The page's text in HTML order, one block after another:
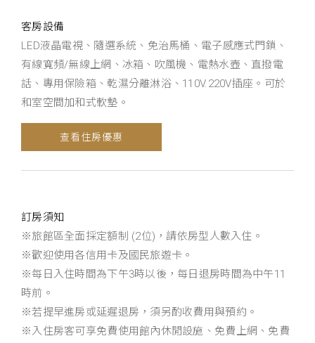
客房設備
LED液晶電視、隨選系統、免治馬桶、電子感應式門鎖、
有線寬頻/無線上網、冰箱、吹風機、電熱水壺、直撥電
話、專用保險箱、乾濕分離淋浴、110V.220V插座。可於
和室空間加和式軟墊。
查看住房優惠
訂房須知
※旅館區全面採定額制 (2位)，請依房型人數入住。
※歡迎使用各信用卡及國民旅遊卡。
※每日入住時間為下午3時以後，每日退房時間為中午11
時前。
※若提早進房或延遲退房，須另酌收費用與預約。
※入住房客可享免費使用館內休閒設施、免費上網、免費